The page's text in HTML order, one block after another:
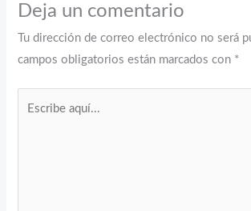
Deja un comentario
Tu dirección de correo electrónico no será
campos obligatorios están marcados con *